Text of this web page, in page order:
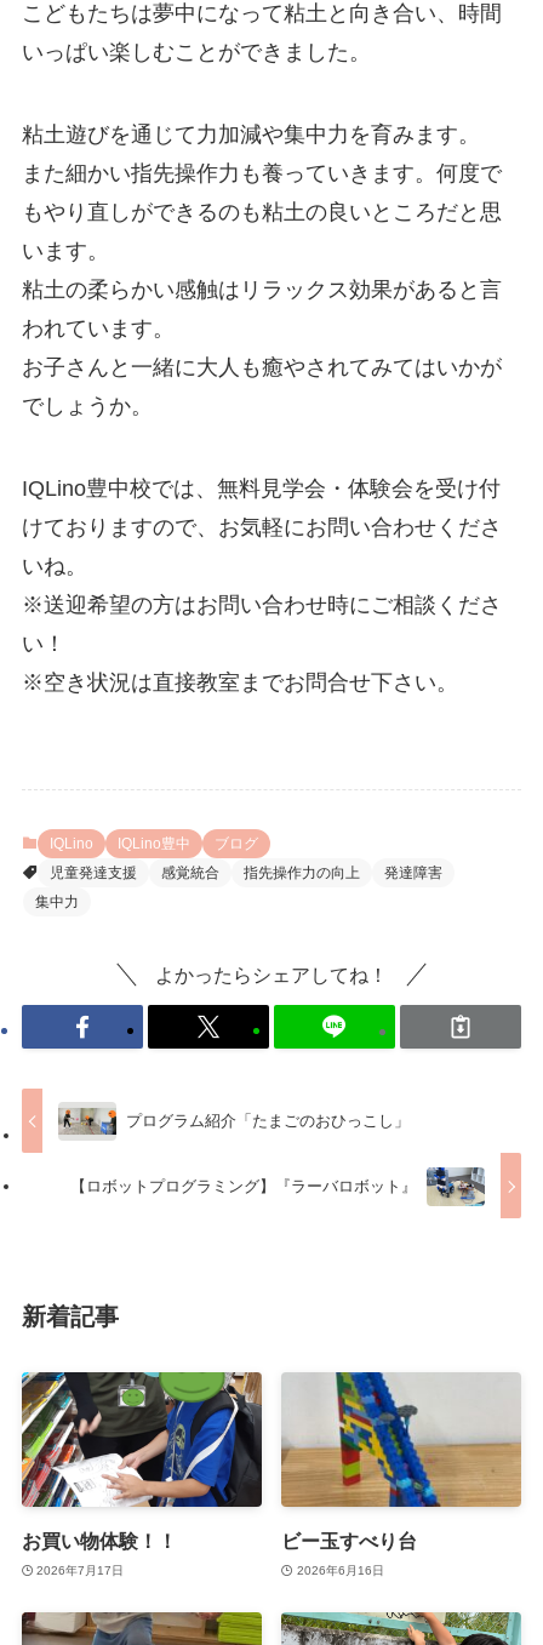
こどもたちは夢中になって粘土と向き合い、時間
いっぱい楽しむことができました。
粘土遊びを通じて力加減や集中力を育みます。
また細かい指先操作力も養っていきます。何度で
もやり直しができるのも粘土の良いところだと思
います。
粘土の柔らかい感触はリラックス効果があると言
われています。
お子さんと一緒に大人も癒やされてみてはいかが
でしょうか。
IQLino豊中校では、無料見学会・体験会を受け付
けておりますので、お気軽にお問い合わせくださ
いね。
※送迎希望の方はお問い合わせ時にご相談くださ
い！
※空き状況は直接教室までお問合せ下さい。
IQLino IQLino豊中
ブログ
児童発達支援
感覚統合 指先操作力の向上
発達障害
集中力
よかったらシェアしてね！
プログラム紹介「たまごのおひっこし」
【ロボットプログラミング】『ラーバロボット』
新着記事
お買い物体験！！
2026年7月17日
ビー玉すべり台
2026年6月16日